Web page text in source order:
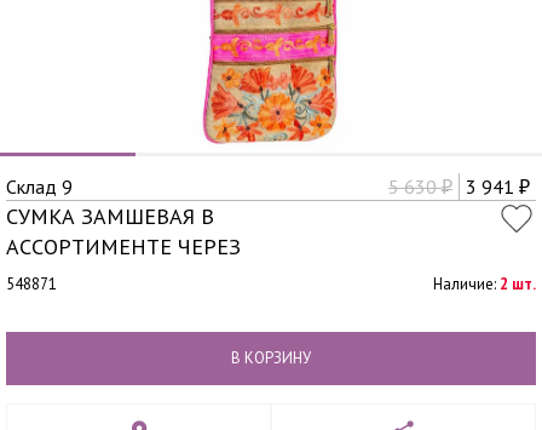
Склад 9 5 630₽ 3 941 ₽
СУМКА ЗАМШЕВАЯ В
АССОРТИМЕНТЕ ЧЕРЕЗ
548871 Наличие: 2 шт.
В КОРЗИНУ